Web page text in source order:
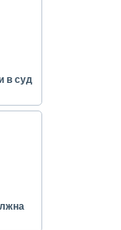
в суд